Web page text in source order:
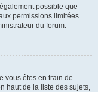
possible que
permissions limitées.
du forum.
vous êtes en train de
haut de la liste des sujets,